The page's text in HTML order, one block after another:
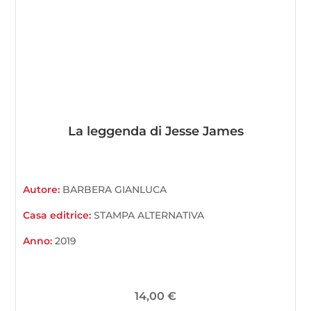
La leggenda di Jesse James
Autore: BARBERA GIANLUCA
Casa editrice:STAMPA ALTERNATIVA
Anno:2019
14,00 €